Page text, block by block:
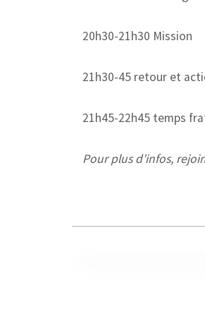
20h30-21h30 Mission
21h30-45 retour et
21h45-22h45 temps
Pour plus d’infos,